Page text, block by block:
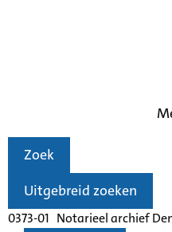
Zoek
Uitgebreid zoeken
0373-01 Notarieel archief